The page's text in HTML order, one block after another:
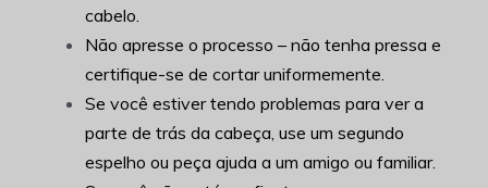
cabelo.
Não apresse o processo – não tenha pressa e
certifique-se de cortar uniformemente.
Se você estiver tendo problemas para ver a
parte de trás da cabeça, use um segundo
espelho ou peça ajuda a um amigo ou familiar.